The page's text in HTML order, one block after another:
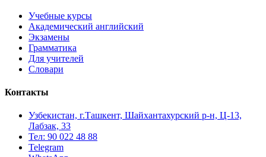
Учебные курсы
Академический английский
Экзамены
Грамматика
Для учителей
Словари
Контакты
Узбекистан, г.Ташкент, Шайхантахурский р-н, Ц-13,
Лабзак, 33
Тел: 90 022 48 88
Telegram